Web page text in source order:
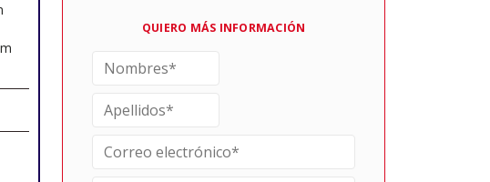
QUIERO MÁS INFORMACIÓN